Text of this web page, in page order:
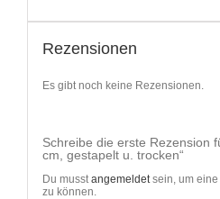
Rezensionen
Es gibt noch keine Rezensionen.
Schreibe die erste Rezension
cm, gestapelt u. trocken“
Du musst angemeldetsein, um eine
zu können.